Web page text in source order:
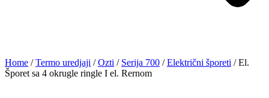
Home /Termo uredjaji /Ozti / Serija 700 /Električni šporeti / El.
Šporet sa 4 okrugle ringle I el. Rernom